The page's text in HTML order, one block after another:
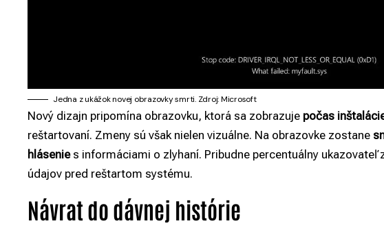
Jedna z ukážok novej obrazovky smrti. Zdroj: Microsoft
Nový dizajn pripomína obrazovku, ktorá sa zobrazuje počas
reštartovaní. Zmeny sú však nielen vizuálne. Na obrazovke zostane
hlásenies informáciami o zlyhaní. Pribudne percentuálny ukazovateľ
údajov pred reštartom systému.
Návrat do dávnej histórie